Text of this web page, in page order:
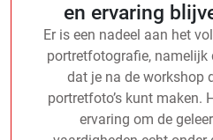
en ervaring
Er is een nadeel aan het
portretfotografie, namelijk
dat je na de workshop
portretfoto’s kunt maken.
ervaring om de